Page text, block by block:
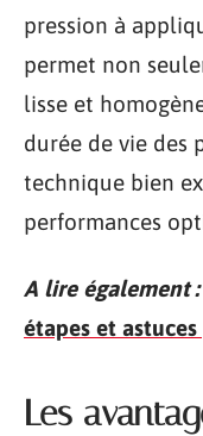
pression à
permet non
lisse et
durée de vie des
technique bien
performances
A lire également :
étapes et
Les